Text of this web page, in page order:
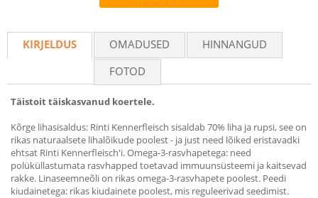
Recommend
KIRJELDUS OMADUSED
HINNANGUD
FOTOD
Täistoit täiskasvanud koertele.
Kõrge lihasisaldus: Rinti Kennerfleisch sisaldab 70% liha ja rupsi, see on
rikas naturaalsete lihalõikude poolest - ja just need lõiked eristavadki
ehtsat Rinti Kennerfleisch'i. Omega-3-rasvhapetega: need
polüküllastumata rasvhapped toetavad immuunsüsteemi ja kaitsevad
rakke. Linaseemneõli on rikas omega-3-rasvhapete poolest. Peedi
kiudainetega: rikas kiudainete poolest, mis reguleerivad seedimist.